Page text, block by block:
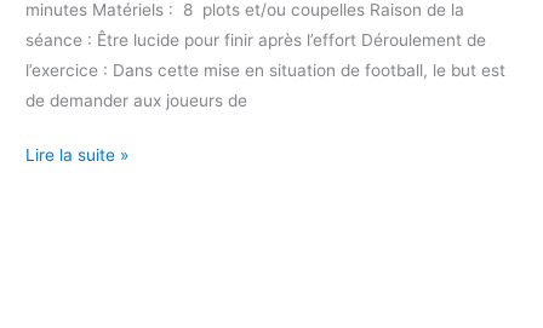
minutes Matériels : 8 plots et/ou coupelles Raison de la
séance : Être lucide pour finir après l’effort Déroulement de
l’exercice : Dans cette mise en situation de football, le but est
de demander aux joueurs de
Lire la suite »